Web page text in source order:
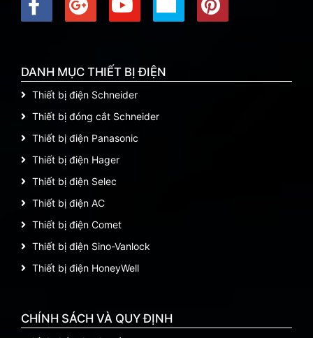
DANH MỤC THIẾT BỊ ĐIỆN
Thiết bị điện Schneider
Thiết bị đóng cắt Schneider
Thiết bị điện Panasonic
Thiết bị điện Hager
Thiết bị điện Selec
Thiết bị điện AC
Thiết bị điện Comet
Thiết bị điện Sino-Vanlock
Thiết bị điện HoneyWell
CHÍNH SÁCH VÀ QUY ĐỊNH